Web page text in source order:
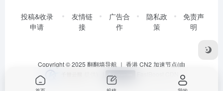
投稿&收录
申请
友情链
接
广告合
作
隐私政
策
免责声
明
Copyright © 2025 翻翻墙导航 ｜ 香港 CN2 加速节点(由